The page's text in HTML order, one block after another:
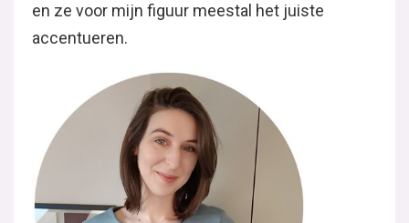
en ze voor mijn figuur meestal het juiste
accentueren.